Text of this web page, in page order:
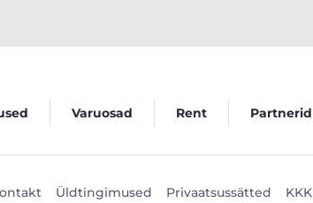
Varuosad Rent Partnerid
Üldtingimused Privaatsussätted KKK